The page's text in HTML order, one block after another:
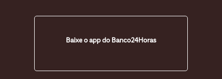
Baixe o app do Banco24Horas